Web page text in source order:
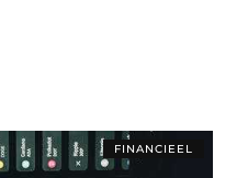
FINANCIEEL